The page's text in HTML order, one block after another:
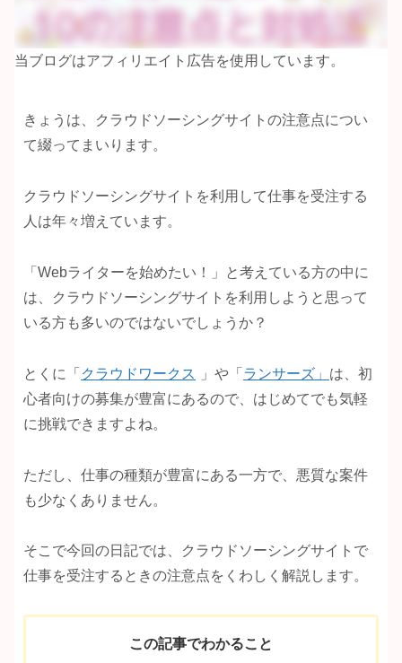
当ブログはアフィリエイト広告を使用しています。
きょうは、クラウドソーシングサイトの注意点につい
て綴ってまいります。
クラウドソーシングサイトを利用して仕事を受注する
人は年々増えています。
「Webライターを始めたい！」と考えている方の中に
は、クラウドソーシングサイトを利用しようと思って
いる方も多いのではないでしょうか？
とくに「 クラウドワークス 」や「 ランサーズ」 は、初
心者向けの募集が豊富にあるので、はじめてでも気軽
に挑戦できますよね。
ただし、仕事の種類が豊富にある一方で、悪質な案件
も少なくありません。
そこで今回の日記では、クラウドソーシングサイトで
仕事を受注するときの注意点をくわしく解説します。
この記事でわかること